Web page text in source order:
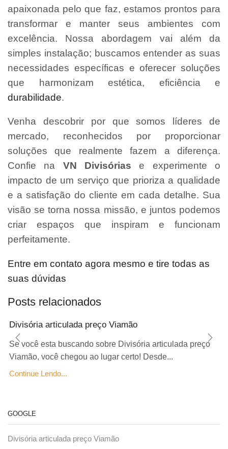
apaixonada pelo que faz, estamos prontos para
transformar e manter seus ambientes com
excelência. Nossa abordagem vai além da
simples instalação; buscamos entender as suas
necessidades específicas e oferecer soluções
que harmonizam estética, eficiência e
durabilidade.
Venha descobrir por que somos líderes de
mercado, reconhecidos por proporcionar
soluções que realmente fazem a diferença.
Confie na VN Divisórias e experimente o
impacto de um serviço que prioriza a qualidade
e a satisfação do cliente em cada detalhe. Sua
visão se torna nossa missão, e juntos podemos
criar espaços que inspiram e funcionam
perfeitamente.
Entre em contato agora mesmo e tire todas as
suas dúvidas
Posts relacionados
Divisória articulada preço Viamão
Se você esta buscando sobre Divisória articulada preço
Viamão, você chegou ao lugar certo! Desde...
Continue Lendo...
GOOGLE
Divisória articulada preço Viamão